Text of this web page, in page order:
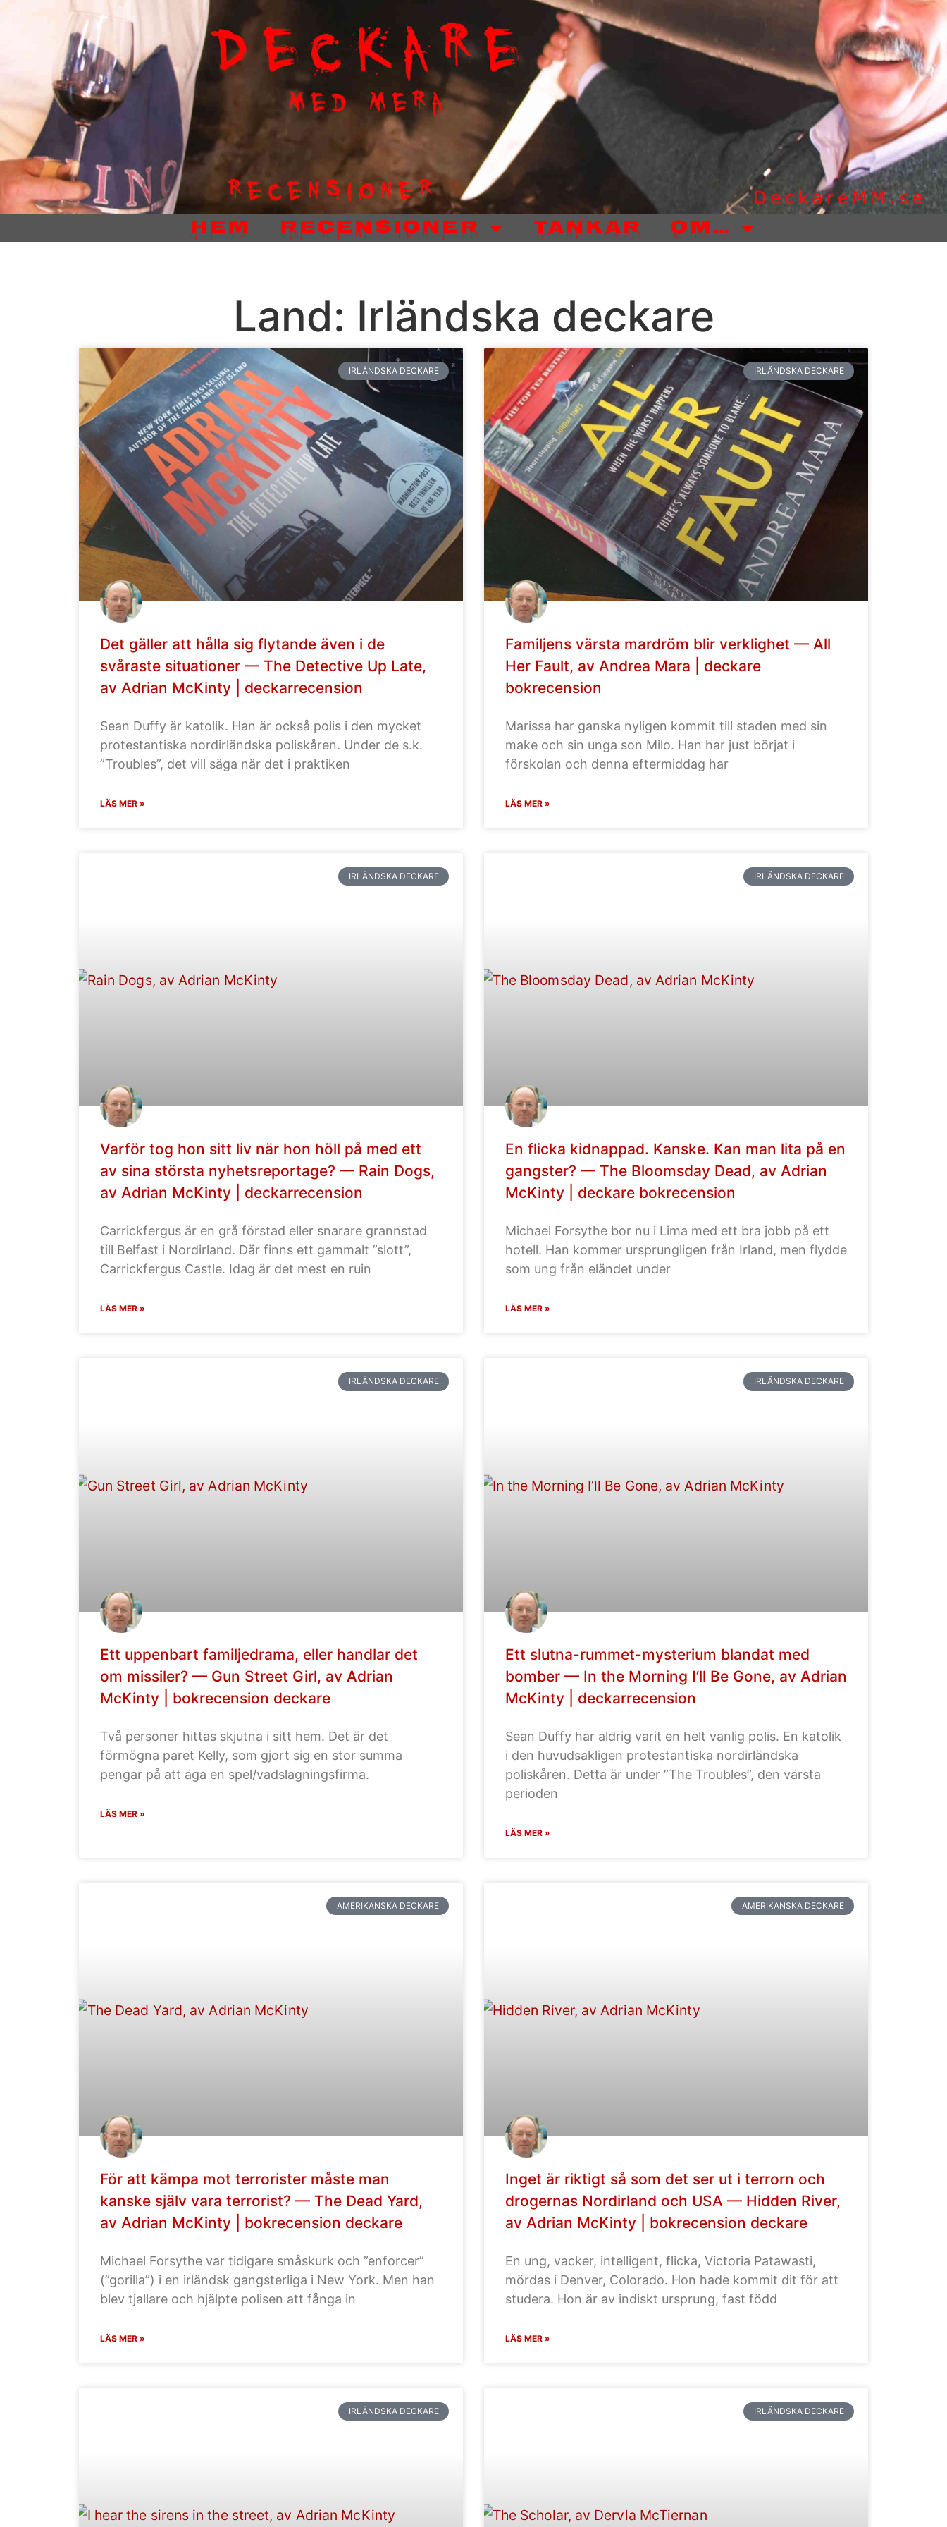
Hem Recensioner Tankar Om…
Land: Irländska deckare
IRLÄNDSKA DECKARE
Det gäller att hålla sig flytande även i de
svåraste situationer — The Detective Up Late,
av Adrian McKinty | deckarrecension
Sean Duffy är katolik. Han är också polis i den mycket
protestantiska nordirländska poliskåren. Under de s.k.
”Troubles”, det vill säga när det i praktiken
LÄS MER »
IRLÄNDSKA DECKARE
Familjens värsta mardröm blir verklighet — All
Her Fault, av Andrea Mara | deckare
bokrecension
Marissa har ganska nyligen kommit till staden med sin
make och sin unga son Milo. Han har just börjat i
förskolan och denna eftermiddag har
LÄS MER »
IRLÄNDSKA DECKARE
Varför tog hon sitt liv när hon höll på med ett
av sina största nyhetsreportage? — Rain Dogs,
av Adrian McKinty | deckarrecension
Carrickfergus är en grå förstad eller snarare grannstad
till Belfast i Nordirland. Där finns ett gammalt ”slott”,
Carrickfergus Castle. Idag är det mest en ruin
LÄS MER »
IRLÄNDSKA DECKARE
En flicka kidnappad. Kanske. Kan man lita på en
gangster? — The Bloomsday Dead, av Adrian
McKinty | deckare bokrecension
Michael Forsythe bor nu i Lima med ett bra jobb på ett
hotell. Han kommer ursprungligen från Irland, men flydde
som ung från eländet under
LÄS MER »
IRLÄNDSKA DECKARE
Ett uppenbart familjedrama, eller handlar det
om missiler? — Gun Street Girl, av Adrian
McKinty | bokrecension deckare
Två personer hittas skjutna i sitt hem. Det är det
förmögna paret Kelly, som gjort sig en stor summa
pengar på att äga en spel/vadslagningsfirma.
LÄS MER »
IRLÄNDSKA DECKARE
Ett slutna-rummet-mysterium blandat med
bomber — In the Morning I’ll Be Gone, av Adrian
McKinty | deckarrecension
Sean Duffy har aldrig varit en helt vanlig polis. En katolik
i den huvudsakligen protestantiska nordirländska
poliskåren. Detta är under ”The Troubles”, den värsta
perioden
LÄS MER »
AMERIKANSKA DECKARE
För att kämpa mot terrorister måste man
kanske själv vara terrorist? — The Dead Yard,
av Adrian McKinty | bokrecension deckare
Michael Forsythe var tidigare småskurk och ”enforcer”
(”gorilla”) i en irländsk gangsterliga i New York. Men han
blev tjallare och hjälpte polisen att fånga in
LÄS MER »
AMERIKANSKA DECKARE
Inget är riktigt så som det ser ut i terrorn och
drogernas Nordirland och USA — Hidden River,
av Adrian McKinty | bokrecension deckare
En ung, vacker, intelligent, flicka, Victoria Patawasti,
mördas i Denver, Colorado. Hon hade kommit dit för att
studera. Hon är av indiskt ursprung, fast född
LÄS MER »
IRLÄNDSKA DECKARE IRLÄNDSKA DECKARE